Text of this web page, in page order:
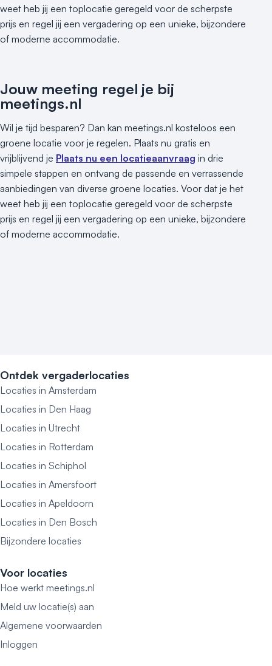
weet heb jij een toplocatie geregeld voor de scherpste
prijs en regel jij een vergadering op een unieke, bijzondere
of moderne accommodatie.
Jouw meeting regel je bij
meetings.nl
Wil je tijd besparen? Dan kan meetings.nl kosteloos een
groene locatie voor je regelen. Plaats nu gratis en
vrijblijvend je Plaats nu een locatieaanvraag in drie
simpele stappen en ontvang de passende en verrassende
aanbiedingen van diverse groene locaties. Voor dat je het
weet heb jij een toplocatie geregeld voor de scherpste
prijs en regel jij een vergadering op een unieke, bijzondere
of moderne accommodatie.
Ontdek vergaderlocaties
Locaties in Amsterdam
Locaties in Den Haag
Locaties in Utrecht
Locaties in Rotterdam
Locaties in Schiphol
Locaties in Amersfoort
Locaties in Apeldoorn
Locaties in Den Bosch
Bijzondere locaties
Voor locaties
Hoe werkt meetings.nl
Meld uw locatie(s) aan
Algemene voorwaarden
Inloggen